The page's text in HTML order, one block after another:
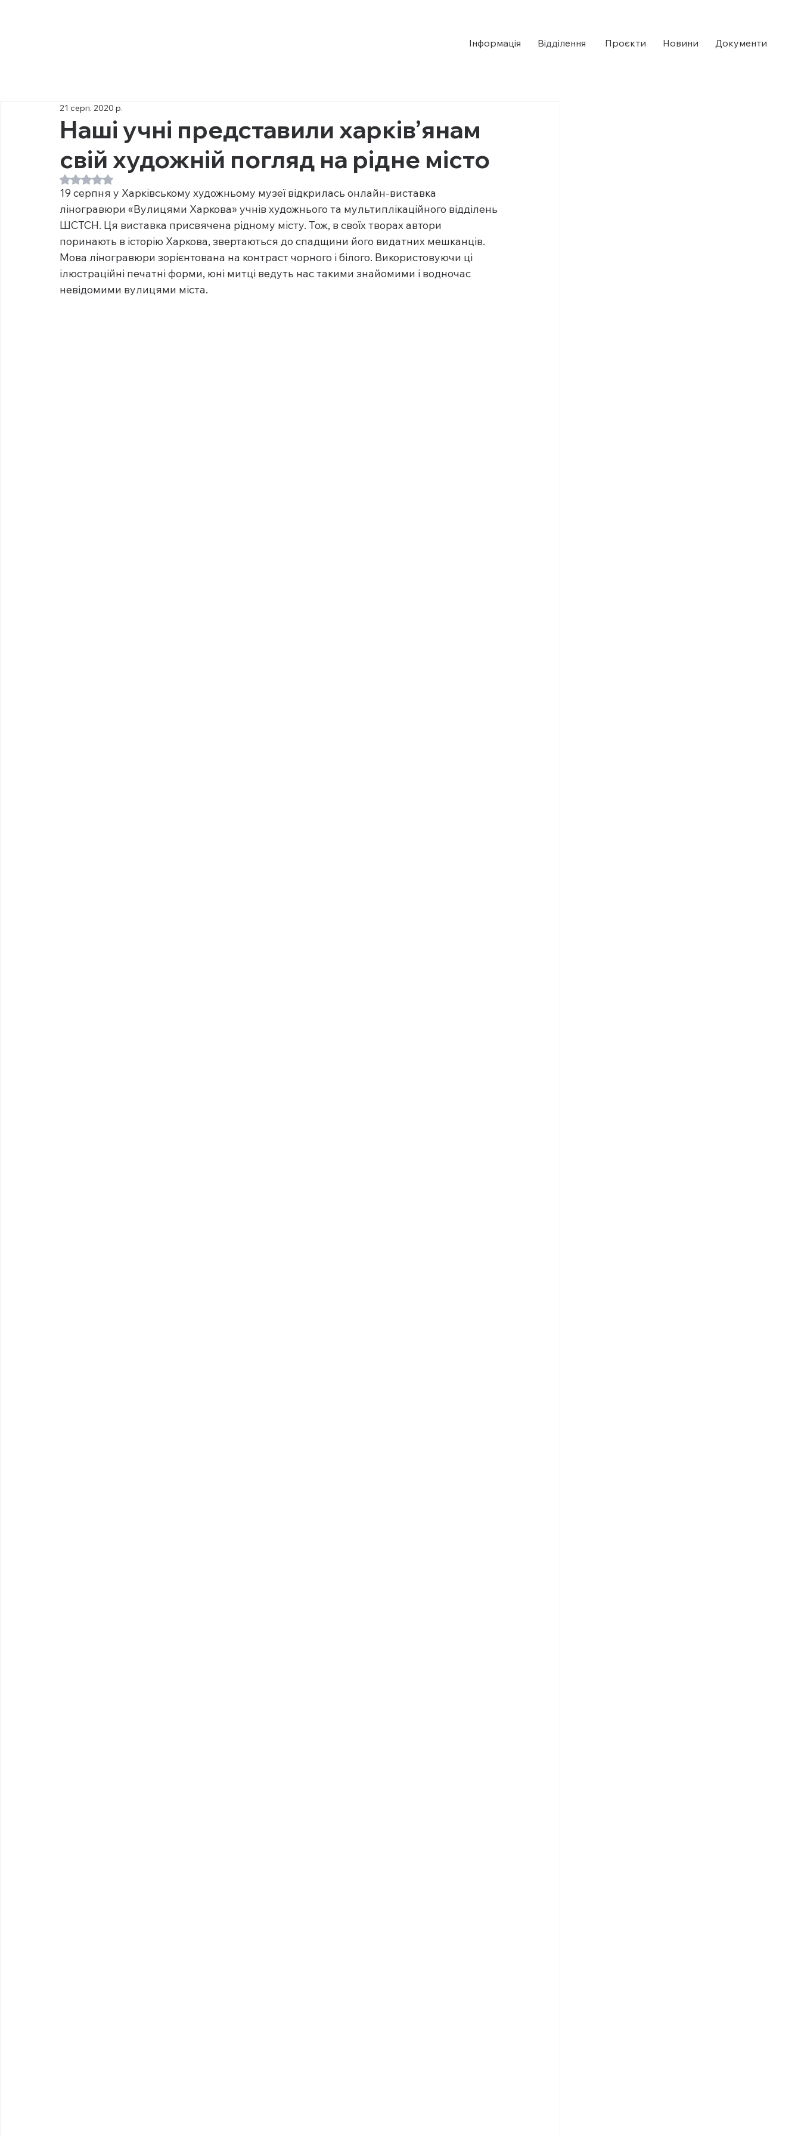
Інформація Відділення ​ Проєкти Новини Документи
Наші учні представили харків’янам
свій художній погляд на рідне місто
21 серп. 2020 р.
Оцінка: NaN з 5 зірок.
19 серпня у Харківському художньому музеї відкрилась онлайн-виставка
ліногравюри «Вулицями Харкова» учнів художнього та мультиплікаційного відділень
ШСТСН. Ця виставка присвячена рідному місту. Тож, в своїх творах автори
поринають в історію Харкова, звертаються до спадщини його видатних мешканців.
Мова ліногравюри зорієнтована на контраст чорного і білого. Використовуючи ці
ілюстраційні печатні форми, юні митці ведуть нас такими знайомими і водночас
невідомими вулицями міста.